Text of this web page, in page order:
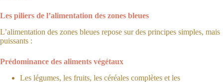
Les piliers de l’alimentation des zones bleues
L’alimentation des zones bleues repose sur des principes simples, mais
puissants :
Prédominance des aliments végétaux
Les légumes, les fruits, les céréales complètes et les